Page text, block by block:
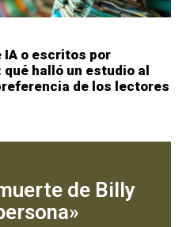
IA o escritos por
qué halló un estudio al
de los lectores
de Billy